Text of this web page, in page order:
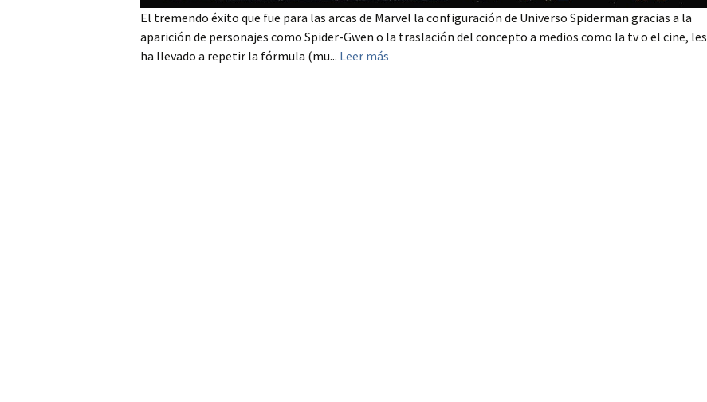
El tremendo éxito que fue para las arcas de Marvel la configuración de Universo Spiderman gracias a la
aparición de personajes como Spider-Gwen o la traslación del concepto a medios como la tv o el cine, les
ha llevado a repetir la fórmula (mu... Leer más